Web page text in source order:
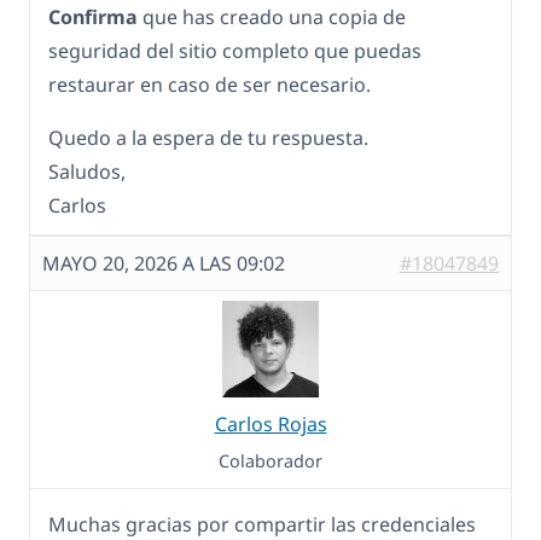
Confirma que has creado una copia de
seguridad del sitio completo que puedas
restaurar en caso de ser necesario.
Quedo a la espera de tu respuesta.
Saludos,
Carlos
MAYO 20, 2026 A LAS 09:02 #18047849
Carlos Rojas
Colaborador
Muchas gracias por compartir las credenciales